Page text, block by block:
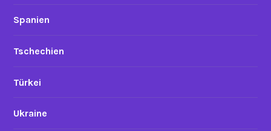
Spanien
Tschechien
Türkei
Ukraine